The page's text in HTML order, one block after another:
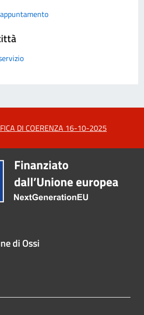
DI COERENZA 16-10-2025
di Ossi